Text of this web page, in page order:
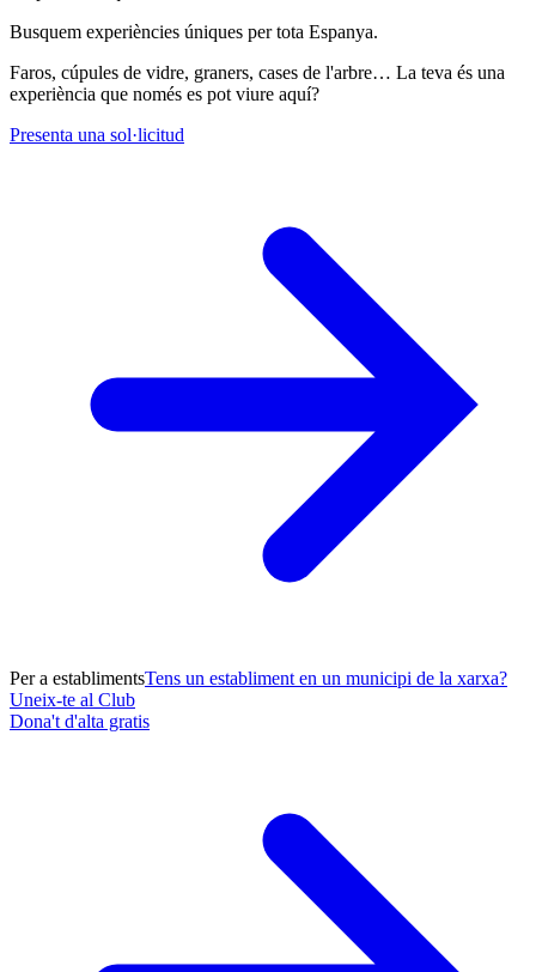
Busquem experiències úniques per tota Espanya.
Faros, cúpules de vidre, graners, cases de l'arbre… La teva és una
experiència que només es pot viure aquí?
Presenta una sol·licitud
Per a establimentsTens un establiment en un municipi de la xarxa?
Uneix-te al Club
Dona't d'alta gratis